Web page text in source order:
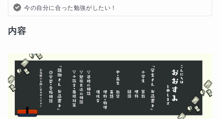
今の自分に合った勉強がしたい！
内容